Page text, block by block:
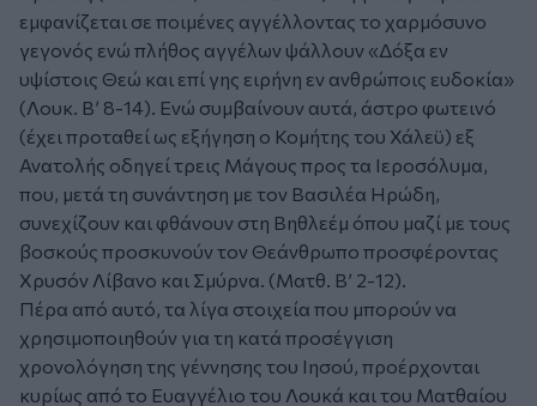
εμφανίζεται σε ποιμένες αγγέλλοντας το χαρμόσυνο
γεγονός ενώ πλήθος αγγέλων ψάλλουν «Δόξα εν
υψίστοις Θεώ και επί γης ειρήνη εν ανθρώποις ευδοκία»
(Λουκ. Β’ 8-14). Ενώ συμβαίνουν αυτά, άστρο φωτεινό
(έχει προταθεί ως εξήγηση ο Κομήτης του Χάλεϋ) εξ
Ανατολής οδηγεί τρεις Μάγους προς τα Ιεροσόλυμα,
που, μετά τη συνάντηση με τον Βασιλέα Ηρώδη,
συνεχίζουν και φθάνουν στη Βηθλεέμ όπου μαζί με τους
βοσκούς προσκυνούν τον Θεάνθρωπο προσφέροντας
Χρυσόν Λίβανο και Σμύρνα. (Ματθ. Β’ 2-12).
Πέρα από αυτό, τα λίγα στοιχεία που μπορούν να
χρησιμοποιηθούν για τη κατά προσέγγιση
χρονολόγηση της γέννησης του Ιησού, προέρχονται
κυρίως από το Ευαγγέλιο του Λουκά και του Ματθαίου